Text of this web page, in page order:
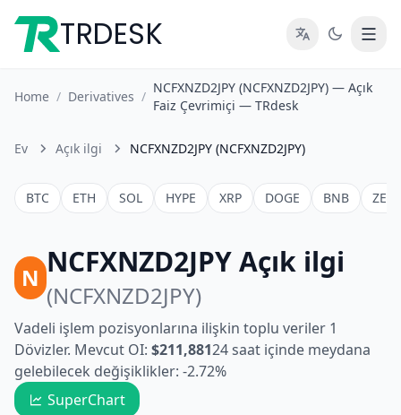
TRDESK
Home / Derivatives /
NCFXNZD2JPY (NCFXNZD2JPY) — Açık
Faiz Çevrimiçi — TRdesk
Ev Açık ilgi NCFXNZD2JPY (NCFXNZD2JPY)
BTC ETH SOL HYPE XRP DOGE BNB ZEC
N NCFXNZD2JPY Açık ilgi
(NCFXNZD2JPY)
Vadeli işlem pozisyonlarına ilişkin toplu veriler 1
Dövizler. Mevcut OI: $211,88124 saat içinde meydana
gelebilecek değişiklikler: -2.72%
SuperChart